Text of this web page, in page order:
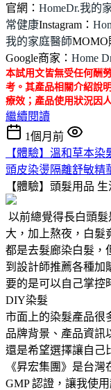
官網： HomeDr.我的
常健康Instagram：
我的家庭醫師MOMO
Google商家： Home
本試用文皆無受任何酬
考。其產品相關介紹說
療效；產品使用狀況因
繼續閱讀
1個月前
【體驗】溫和草本
頭皮染燙隔離舒敏精
【體驗】頭髮用品 生
以前總覺得長白頭
大，加上熬夜，白髮
都是去髮廊染白髮，
到設計師推薦各種加
要的是可以自己掌控
DIY染髮
市面上的染髮產品很
品牌背景、產品資訊
還是希望選擇讓自己
《昇宏集團》是台
GMP 認證，讓我使